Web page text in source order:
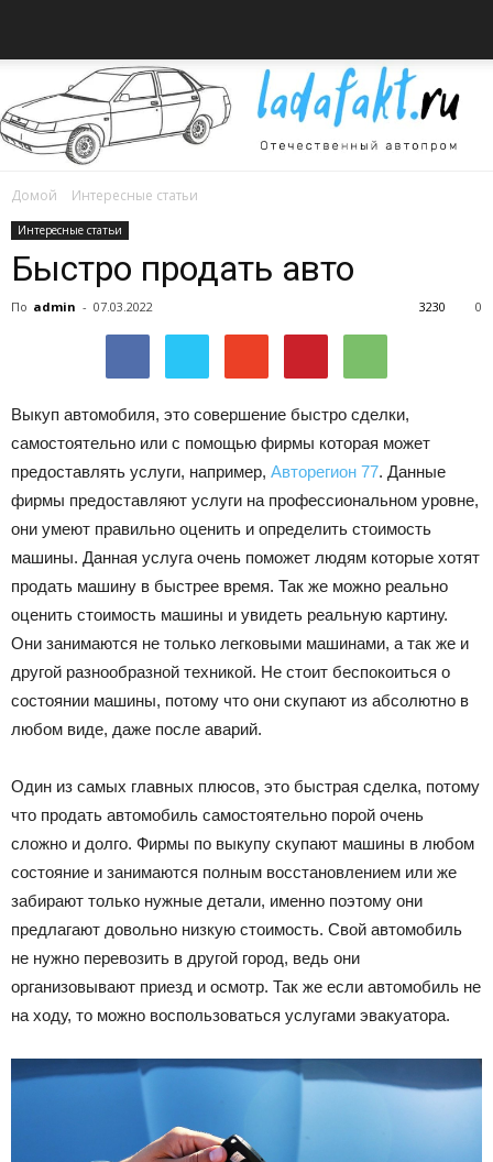
автомобилях
ВАЗ
Домой Интересные статьи
Интересные статьи
Быстро продать авто
По admin - 07.03.2022 0
3230
Выкуп автомобиля, это совершение быстро сделки,
самостоятельно или с помощью фирмы которая может
предоставлять услуги, например, Авторегион 77. Данные
фирмы предоставляют услуги на профессиональном уровне,
они умеют правильно оценить и определить стоимость
машины. Данная услуга очень поможет людям которые хотят
продать машину в быстрее время. Так же можно реально
оценить стоимость машины и увидеть реальную картину.
Они занимаются не только легковыми машинами, а так же и
другой разнообразной техникой. Не стоит беспокоиться о
состоянии машины, потому что они скупают из абсолютно в
любом виде, даже после аварий.
Один из самых главных плюсов, это быстрая сделка, потому
что продать автомобиль самостоятельно порой очень
сложно и долго. Фирмы по выкупу скупают машины в любом
состояние и занимаются полным восстановлением или же
забирают только нужные детали, именно поэтому они
предлагают довольно низкую стоимость. Свой автомобиль
не нужно перевозить в другой город, ведь они
организовывают приезд и осмотр. Так же если автомобиль не
на ходу, то можно воспользоваться услугами эвакуатора.